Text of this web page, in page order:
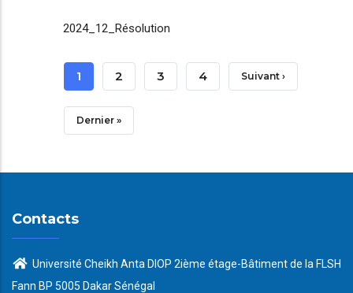
2024_12_Résolution
Pagination
Page
Courante
1 Page
2 Page
3 Page
4 Page
Suivant ›
Dernière
Dernier »
Contacts
Université Cheikh Anta DIOP 2ième étage-Bâtiment de la FLSH
Fann BP 5005 Dakar Sénégal